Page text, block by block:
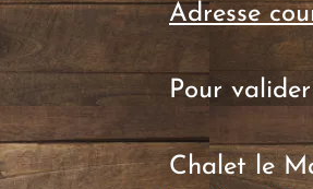
Adresse
Pour
Chalet le